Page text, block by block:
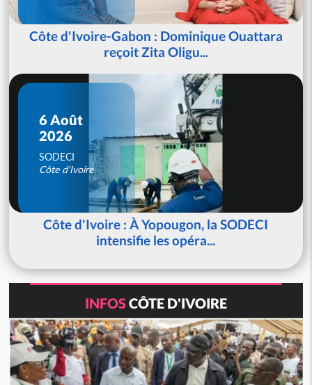
Côte d'Ivoire-Gabon : Dominique Ouattara
reçoit Zita Oligu...
6 Août
2026
SODECI
Côte d'Ivoire
Côte d'Ivoire : À Yopougon, la SODECI
intensifie les opéra...
INFOSCÔTE D'IVOIRE